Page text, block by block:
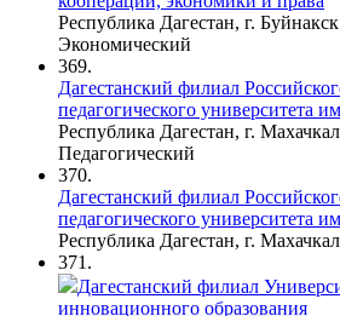
Республика Дагестан, г. Буйнакск
Экономический
369.
Дагестанский филиал
педагогического университета
Республика Дагестан, г.
Педагогический
370.
Дагестанский филиал
педагогического университета
Республика Дагестан, г.
371.
Дагестанский филиал
инновационного образования